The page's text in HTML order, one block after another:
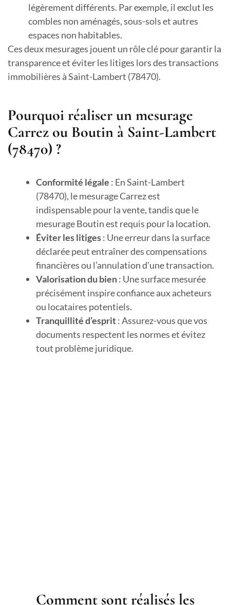
légèrement différents. Par exemple, il exclut les
combles non aménagés, sous-sols et autres
espaces non habitables.
Ces deux mesurages jouent un rôle clé pour garantir la
transparence et éviter les litiges lors des transactions
immobilières à Saint-Lambert (78470).
Pourquoi réaliser un mesurage
Carrez ou Boutin à Saint-Lambert
(78470) ?
Conformité légale : En Saint-Lambert
(78470), le mesurage Carrez est
indispensable pour la vente, tandis que le
mesurage Boutin est requis pour la location.
Éviter les litiges: Une erreur dans la surface
déclarée peut entraîner des compensations
financières ou l’annulation d’une transaction.
Valorisation du bien: Une surface mesurée
précisément inspire confiance aux acheteurs
ou locataires potentiels.
Tranquillité d’esprit: Assurez-vous que vos
documents respectent les normes et évitez
tout problème juridique.
Comment sont réalisés les